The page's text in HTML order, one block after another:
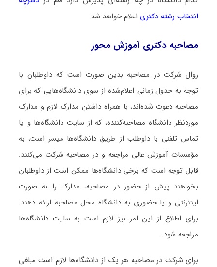
انتخاب رشته دکتری اعلام خواهد شد.
مصاحبه دکتری آموزش محور
روال شرکت در مصاحبه بدین صورت است که داوطلبان با
توجه به جدول زمانی اعلام‌شده از سوی دانشگاه‌هایی که برای
مصاحبه دعوت شده‌اند، با همراه داشتن مدارک لازم و مدارک
موردنظر دانشگاه مصاحبه‌کننده، که از سایت دانشگاه‌ها و یا
تماس تلفنی با داوطلب از طریق دانشگاه‌ها میسر است، به
مؤسسات آموزش عالی مراجعه و در مصاحبه شرکت می‌کنند.
قابل توجه است که برخی دانشگاه‌ها ممکن است از داوطلبان
بخواهند پیش از حضور در مصاحبه، مدارک را به صورت
اینترنتی و یا حضوری به دانشگاه محل مصاحبه ارائه دهند.
برای اطلاع از این امر نیز لازم است به سایت دانشگاه‌ها
مراجعه شود.
برای شرکت در مصاحبه­ هر یک از دانشگاه‌ها لازم است مبلغی